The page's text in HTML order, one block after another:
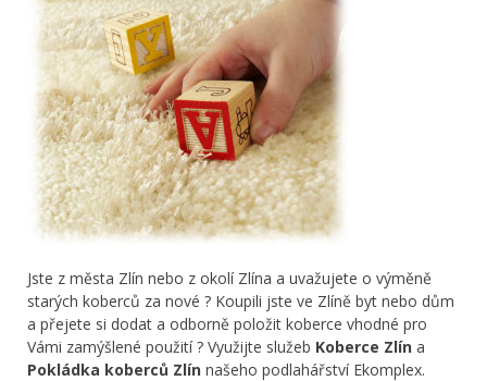
Jste z města Zlín nebo z okolí Zlína a uvažujete o výměně
starých koberců za nové ? Koupili jste ve Zlíně byt nebo dům
a přejete si dodat a odborně položit koberce vhodné pro
Vámi zamýšlené použití ? Využijte služeb Koberce Zlín a
Pokládka koberců Zlín našeho podlahářství Ekomplex.